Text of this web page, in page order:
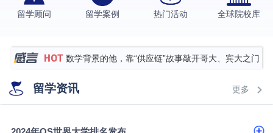
留学顾问 留学案例 热门活动 全球院校库
西南财经大学投资学背景，成功斩获英国名校多份
硕士录取
数学背景的他，靠“供应链”故事敲开哥大、宾大之门
专科逆袭伦敦大学学院UCL录取案例解析
香港浸会大学伦理与公共事务硕士录取
留学资讯 更多